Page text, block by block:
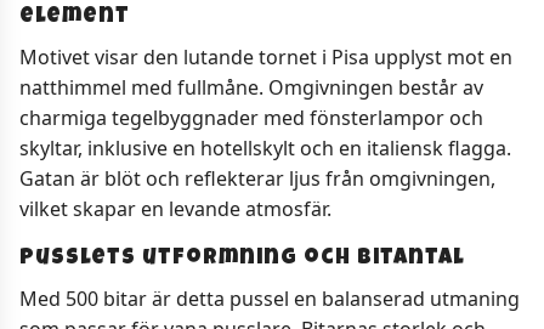
element
Motivet visar den lutande tornet i Pisa upplyst mot en
natthimmel med fullmåne. Omgivningen består av
charmiga tegelbyggnader med fönsterlampor och
skyltar, inklusive en hotellskylt och en italiensk flagga.
Gatan är blöt och reflekterar ljus från omgivningen,
vilket skapar en levande atmosfär.
Pusslets utformning och bitantal
Med 500 bitar är detta pussel en balanserad utmaning